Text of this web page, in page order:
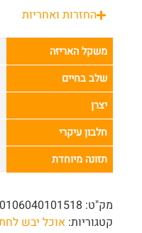
החזרות ואחריות
משקל האריזה
שלב בחיים
יצרן
חלבון עיקרי
תזונה מיוחדת
מק"ט:
קטגוריות: אוכל יבש